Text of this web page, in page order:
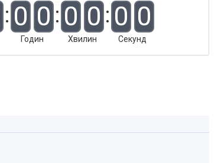
0 0
Годин
0 0
Хвилин
0 0
Секунд